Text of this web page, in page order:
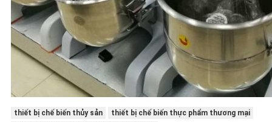
thiết bị chế biến thủy sản
thiết bị chế biến thực phẩm thương mại